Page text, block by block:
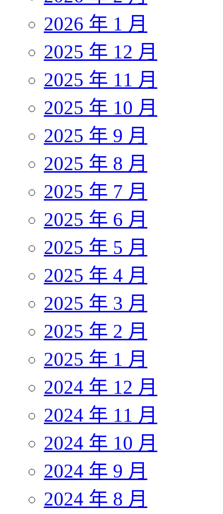
2026 年 1 月
2025 年 12 月
2025 年 11 月
2025 年 10 月
2025 年 9 月
2025 年 8 月
2025 年 7 月
2025 年 6 月
2025 年 5 月
2025 年 4 月
2025 年 3 月
2025 年 2 月
2025 年 1 月
2024 年 12 月
2024 年 11 月
2024 年 10 月
2024 年 9 月
2024 年 8 月